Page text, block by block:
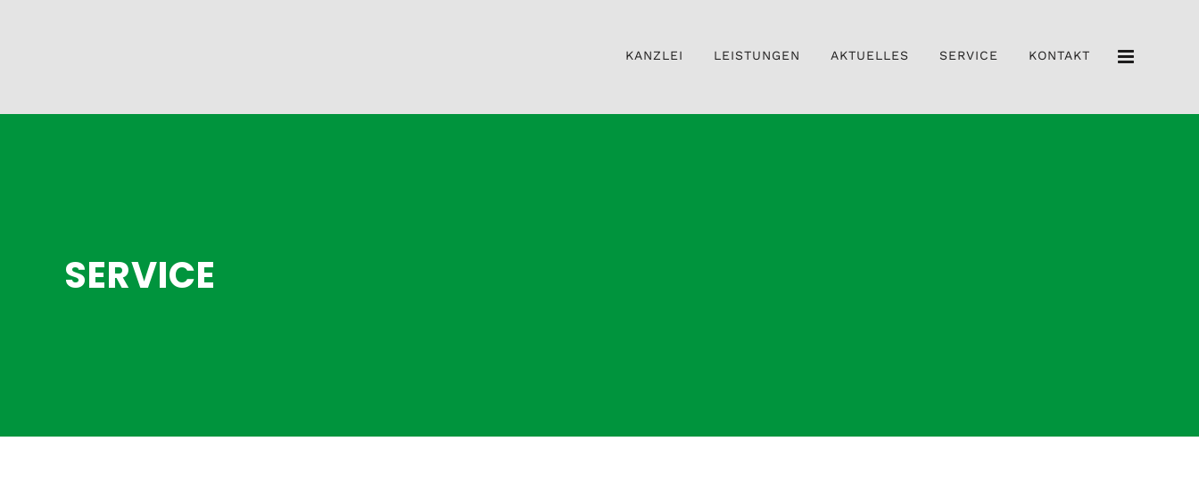
KANZLEI LEISTUNGEN AKTUELLES SERVICE KONTAKT
SERVICE